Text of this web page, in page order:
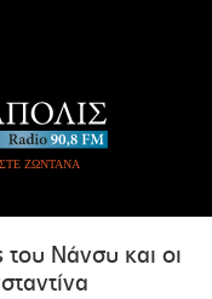
ΖΩΝΤΑΝΑ
Νάνσυ και οι